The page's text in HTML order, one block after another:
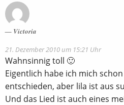
Victoria
21. Dezember 2010 um 15:21 Uhr
Wahnsinnig toll 🙂
Eigentlich habe ich mich
entschieden, aber lila ist aus
Und das Lied ist auch eines